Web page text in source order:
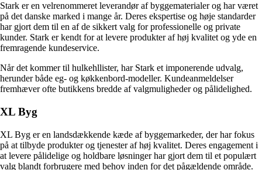
Stark er en velrenommeret leverandør af byggematerialer og har været
på det danske marked i mange år. Deres ekspertise og høje standarder
har gjort dem til en af ​​de sikkert valg for professionelle og private
kunder. Stark er kendt for at levere produkter af høj kvalitet og yde en
fremragende kundeservice.
Når det kommer til hulkehllister, har Stark et imponerende udvalg,
herunder både eg- og køkkenbord-modeller. Kundeanmeldelser
fremhæver ofte butikkens bredde af valgmuligheder og pålidelighed.
XL Byg
XL Byg er en landsdækkende kæde af byggemarkeder, der har fokus
på at tilbyde produkter og tjenester af høj kvalitet. Deres engagement i
at levere pålidelige og holdbare løsninger har gjort dem til et populært
valg blandt forbrugere med behov inden for det pågældende område.